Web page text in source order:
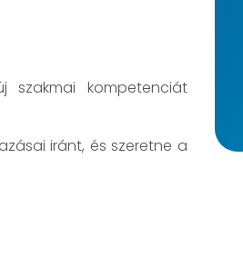
szakmai kompetenciát
iránt, és szeretne a